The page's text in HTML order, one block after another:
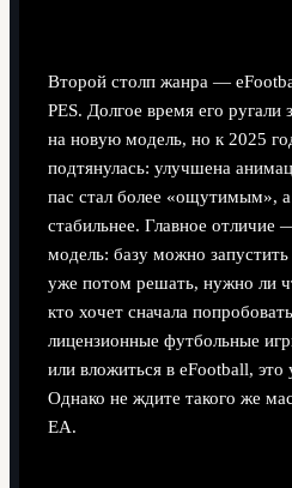
Второй столп жанра —
PES. Долгое время его ругали
на новую модель, но к 2025
подтянулась: улучшена
пас стал более «ощутимым»,
стабильнее. Главное отличие
модель: базу можно
уже потом решать, нужно ли
кто хочет сначала
лицензионные футбольные
или вложиться в eFootball, это
Однако не ждите такого же
EA.